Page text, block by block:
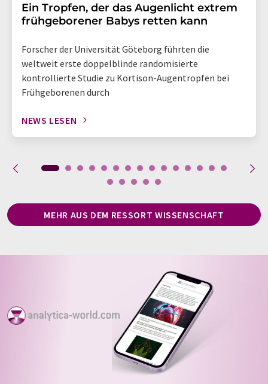
Ein Tropfen, der das Augenlicht extrem
frühgeborener Babys retten kann
Forscher der Universität Göteborg führten die
weltweit erste doppelblinde randomisierte
kontrollierte Studie zu Kortison-Augentropfen bei
Frühgeborenen durch
NEWS LESEN
MEHR AUS DEM RESSORT WISSENSCHAFT